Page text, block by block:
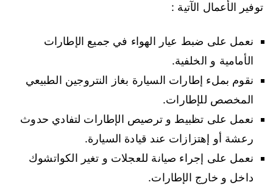
توفير الأعمال الآتية :
نعمل على ضبط عيار الهواء في جميع الإطارات
الأمامية و الخلفية.
نقوم بملء إطارات السيارة بغاز النتروجين الطبيعي
المخصص للإطارات.
نعمل على تظبيط و ترصيص الإطارات لتفادي حدوث
رعشة أو إهتزازات عند قيادة السيارة.
نعمل على إجراء صيانة للعجلات و تغير الكواتشوك
داخل و خارج الإطارات.